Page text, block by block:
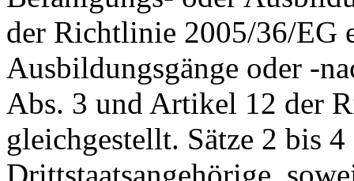
der Richtlinie 2005/36/EG
Ausbildungsgänge oder -
Abs. 3 und Artikel 12 der
gleichgestellt. Sätze 2 bis
Drittstaatsangehörige,